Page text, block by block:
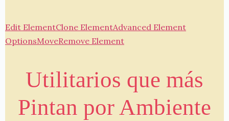
Edit ElementClone ElementAdvanced Element
OptionsMoveRemove Element
Utilitarios que más
Pintan por Ambiente